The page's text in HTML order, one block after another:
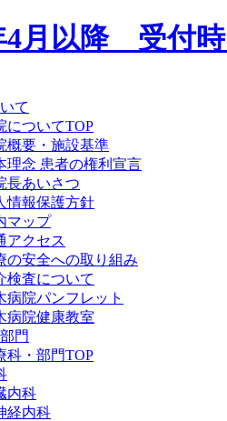
4月以降 受付時
て
についてTOP
概要・施設基準
理念 患者の権利宣言
長あいさつ
情報保護方針
マップ
アクセス
の安全への取り組み
検査について
病院パンフレット
病院健康教室
門
科・部門TOP
内科
経内科